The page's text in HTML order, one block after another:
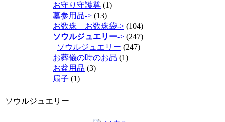
お守り守護尊 (1)
墓参用品-> (13)
お数珠 お数珠袋-> (104)
ソウルジュエリー-> (247)
ソウルジュエリー (247)
お葬儀の時のお品 (1)
お盆用品 (3)
扇子 (1)
ソウルジュエリー